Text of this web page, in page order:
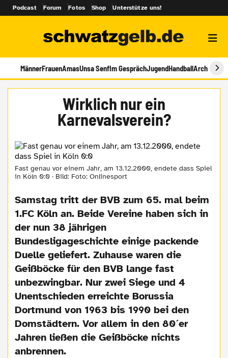
Podcast Forum Fotos Shop Unterstütze uns!
MännerFrauenAmasUnsa SenfIm GesprächJugendHandballArchiv
Wirklich nur ein
Karnevalsverein?
Fast genau vor einem Jahr, am 13.12.2000, endete dass Spiel
in Köln 0:0 · Bild: Foto: Onlinesport
Samstag tritt der BVB zum 65. mal beim
1.FC Köln an. Beide Vereine haben sich in
der nun 38 jährigen
Bundesligageschichte einige packende
Duelle geliefert. Zuhause waren die
Geißböcke für den BVB lange fast
unbezwingbar. Nur zwei Siege und 4
Unentschieden erreichte Borussia
Dortmund von 1963 bis 1990 bei den
Domstädtern. Vor allem in den 80´er
Jahren ließen die Geißböcke nichts
anbrennen.